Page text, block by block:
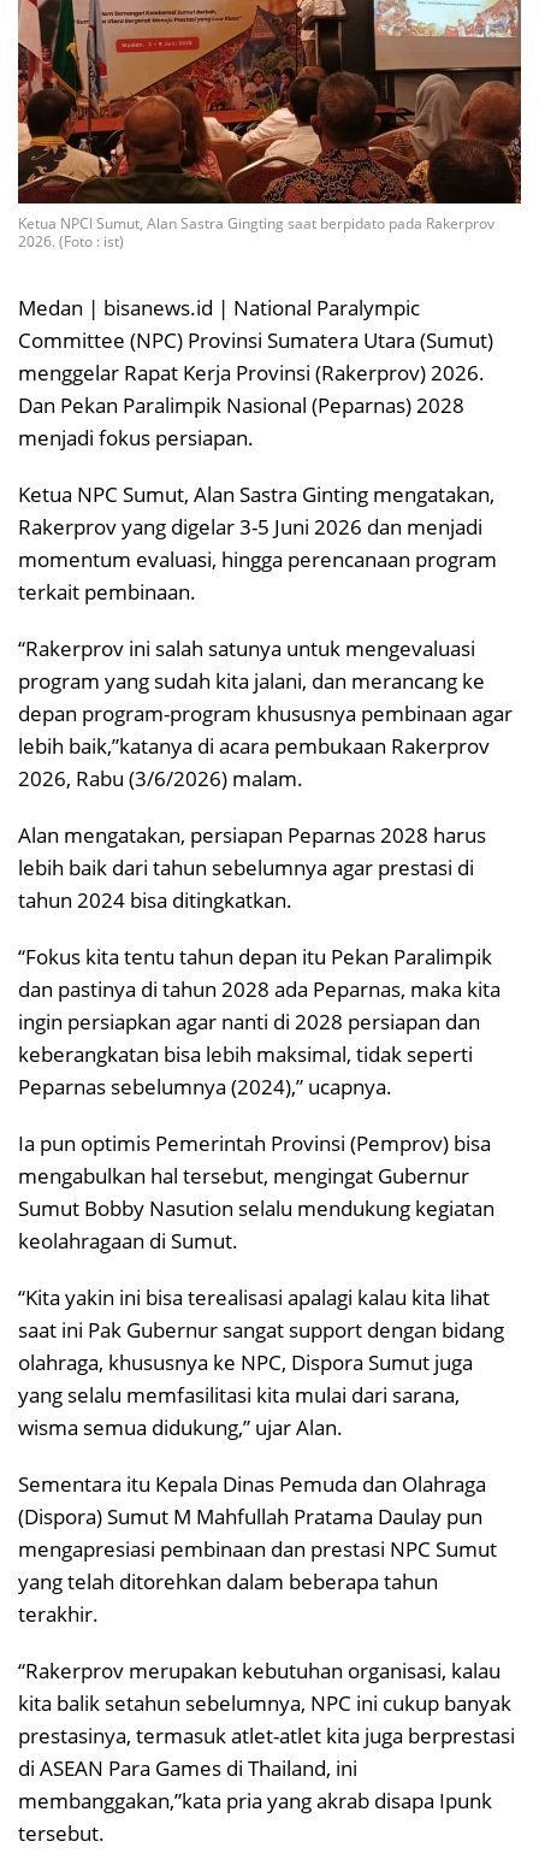
Ketua NPCI Sumut, Alan Sastra Gingting saat berpidato pada Rakerprov
2026. (Foto : ist)
Medan | bisanews.id | National Paralympic
Committee (NPC) Provinsi Sumatera Utara (Sumut)
menggelar Rapat Kerja Provinsi (Rakerprov) 2026.
Dan Pekan Paralimpik Nasional (Peparnas) 2028
menjadi fokus persiapan.
Ketua NPC Sumut, Alan Sastra Ginting mengatakan,
Rakerprov yang digelar 3-5 Juni 2026 dan menjadi
momentum evaluasi, hingga perencanaan program
terkait pembinaan.
“Rakerprov ini salah satunya untuk mengevaluasi
program yang sudah kita jalani, dan merancang ke
depan program-program khususnya pembinaan agar
lebih baik,”katanya di acara pembukaan Rakerprov
2026, Rabu (3/6/2026) malam.
Alan mengatakan, persiapan Peparnas 2028 harus
lebih baik dari tahun sebelumnya agar prestasi di
tahun 2024 bisa ditingkatkan.
“Fokus kita tentu tahun depan itu Pekan Paralimpik
dan pastinya di tahun 2028 ada Peparnas, maka kita
ingin persiapkan agar nanti di 2028 persiapan dan
keberangkatan bisa lebih maksimal, tidak seperti
Peparnas sebelumnya (2024),” ucapnya.
Ia pun optimis Pemerintah Provinsi (Pemprov) bisa
mengabulkan hal tersebut, mengingat Gubernur
Sumut Bobby Nasution selalu mendukung kegiatan
keolahragaan di Sumut.
“Kita yakin ini bisa terealisasi apalagi kalau kita lihat
saat ini Pak Gubernur sangat support dengan bidang
olahraga, khususnya ke NPC, Dispora Sumut juga
yang selalu memfasilitasi kita mulai dari sarana,
wisma semua didukung,” ujar Alan.
Sementara itu Kepala Dinas Pemuda dan Olahraga
(Dispora) Sumut M Mahfullah Pratama Daulay pun
mengapresiasi pembinaan dan prestasi NPC Sumut
yang telah ditorehkan dalam beberapa tahun
terakhir.
“Rakerprov merupakan kebutuhan organisasi, kalau
kita balik setahun sebelumnya, NPC ini cukup banyak
prestasinya, termasuk atlet-atlet kita juga berprestasi
di ASEAN Para Games di Thailand, ini
membanggakan,”kata pria yang akrab disapa Ipunk
tersebut.